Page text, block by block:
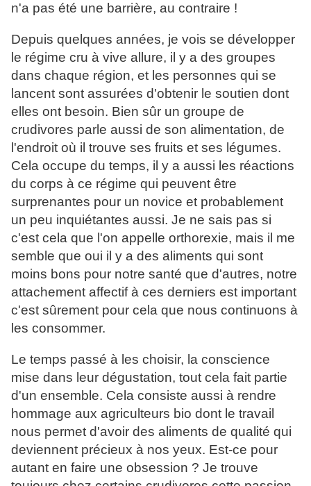
n'a pas été une barrière, au contraire !
Depuis quelques années, je vois se développer
le régime cru à vive allure, il y a des groupes
dans chaque région, et les personnes qui se
lancent sont assurées d'obtenir le soutien dont
elles ont besoin. Bien sûr un groupe de
crudivores parle aussi de son alimentation, de
l'endroit où il trouve ses fruits et ses légumes.
Cela occupe du temps, il y a aussi les réactions
du corps à ce régime qui peuvent être
surprenantes pour un novice et probablement
un peu inquiétantes aussi. Je ne sais pas si
c'est cela que l'on appelle orthorexie, mais il me
semble que oui il y a des aliments qui sont
moins bons pour notre santé que d'autres, notre
attachement affectif à ces derniers est important
c'est sûrement pour cela que nous continuons à
les consommer.
Le temps passé à les choisir, la conscience
mise dans leur dégustation, tout cela fait partie
d'un ensemble. Cela consiste aussi à rendre
hommage aux agriculteurs bio dont le travail
nous permet d'avoir des aliments de qualité qui
deviennent précieux à nos yeux. Est-ce pour
autant en faire une obsession ? Je trouve